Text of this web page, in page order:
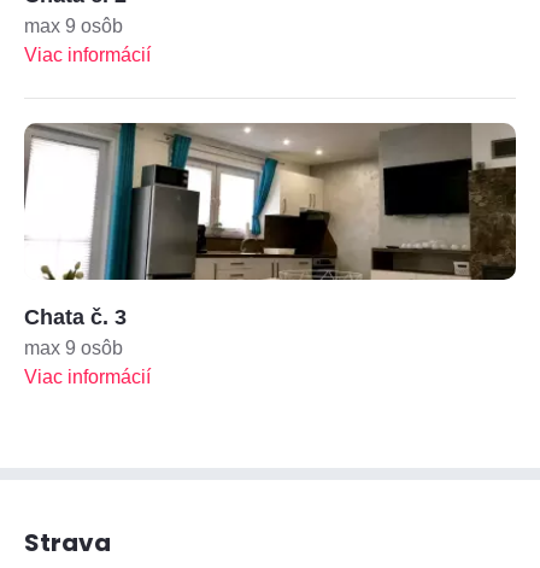
max 9 osôb
Viac informácií
Chata č. 3
max 9 osôb
Viac informácií
Strava